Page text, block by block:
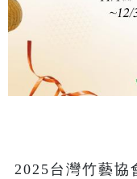
2025台灣竹藝協